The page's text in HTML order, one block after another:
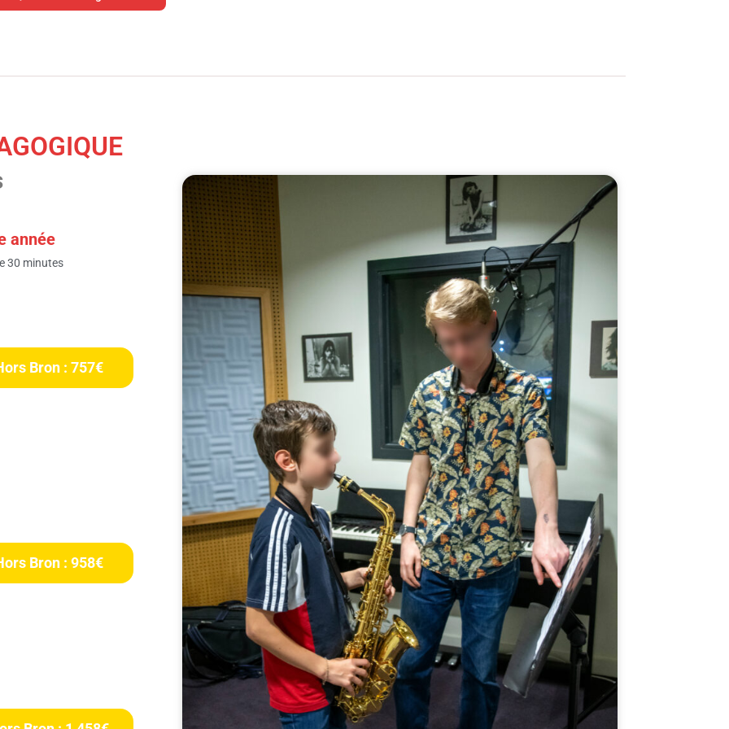
année
30 minutes
Bron : 757€
Bron : 958€